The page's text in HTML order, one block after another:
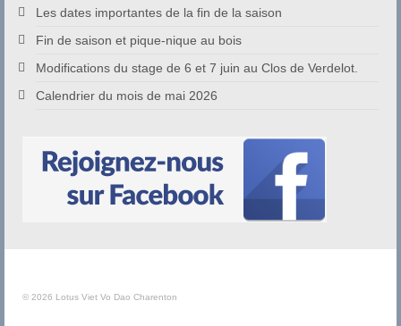
Les dates importantes de la fin de la saison
Fin de saison et pique-nique au bois
Modifications du stage de 6 et 7 juin au Clos de Verdelot.
Calendrier du mois de mai 2026
© 2026 Lotus Viet Vo Dao Charenton